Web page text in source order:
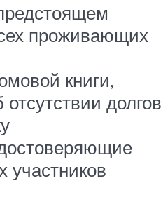
проживающих
книги,
долгов
участников